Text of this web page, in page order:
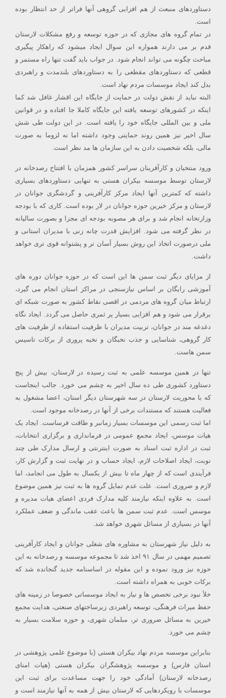
دستاوردهای منبعث از هم افزایی گروهی آنها فراتر از حد انتظار بوده
است.
در تمام گروه های مجازی که در حوزه توسعه و رفع مشکلات لارستان
قدم بر می دارند همواره این سوال ایجاد میشود که راهکار پیگیری
مباحث چگونه می تواند انجام شود. در جواب باید گفت تنها راه مستمر و
قطعی که دستاوردهای مقطعی را به دستاوردهای بلندمدت و راهبردی
بدل کند ایجاد موسسات مردم نهاد است.
البته نباید از نقش دولت در حمایت از جایگاه این اقشار غافل شد کما
اینکه در کشورهای توسعه یافته این جایگاه کاملا جا افتاده و در قوانین
ملی و بین المللی جایگاه خود را یافته است. در این دولت طی شش
سال اخیر نیز همین روند حمایتی وجود داشته اما نه لزوما به صورت
مالی، بلکه شخصیت دادن به این سازمان ها مد نظر است.
ورود منتخبان و کارآفرینان سراسر کشور همزمان با افتتاح رصدخانه در
لارستان توسط موسسه بیکران هستی به تنهایی دستاوردهای بسیاری
داشته که کمترین آنها ایجاد مرکز کارآفرینی و گردشگری جوانان در
لارستان و مرکز خیرین حوزه جوانان در لار بوده است. کاری که با بودجه
وزارتخانه انجام شد و برای هر مصوبه بودجه ای مجزا و بصورت سالیانه
در نظر گرفته می شود. افزایش قدرت چانه زنی با مدیران استانی و
ملی درصورت اتخاذ این روش بسیار آسان تر و پشتوانه قوی تری خواهد
داشت.
از مزایای دیگر ثبت سمن ها این است که در حوزه جوانان دوره های
آموزشی رایگان بر اساس نیازسنجی در مراکز استان انجام می گیرد،
ارتباط میان گروه های مردمی در اقصی نقاط کشور به صورت شبکه ای
برقرار می شود و هم افزایی بسیار پر ثمری حاصل می گردد. ایجاد نگاه
دغدغه مند در جوانان، تربیت مدیران با ظرفیت استفاده از ظرفیت های
کار گروهی، شناسایی و جذب نخبگان و نخبه پروری از برکات تاسیس
سمن هاست.
تنها در همین موسسه علمی به ثبت رسیده در لارستان، بیش از پنج
دستاورد کشوری طی ده سال اخیر به چشم می خورد. جالب اینجاست
که با محوریت لارستان در سه شهرستان دیگر استان، اعضا مشغول به
فعالیت هستند که مستندات برخی از آنها در رصدخانه موجود است.
اما ثبت رسمی این موسسات بسیار زمانبر و طاقت فرساست. ایجاد یک
هیات موسس، ایجاد مجمع عمومی در فرمانداری و برگزاری انتخابات،
ثبت در اداره ثبت اسناد به صورت اینترنتی و ارسال مدارک طی چند
نوبت، ایجاد اصلاحات لازم، ایجاد حساب و در نهایت ثبت و گزارش کار،
فرآیندی است که از چهار ماه تا بیش از یکسال به طول می انجامد، اما
لازم و ضروری است. علت عدم تمایل گروه ها به ثبت نیز همین موضوع
است. به علاوه اینکه نیازمند کلیه مدارک فردی اعضای هیات مدیره و
موسس است. عدم ثبت سمن ها باعث عقب ماندگی و ضعف عملکرد
آنها در بسیاری از مسائل شهری خواهد شد.
به دلیل نیاز شهرستان به مشاوره های شغلی جوانان و ایجاد کارآفرینی
تصمیم مهمی در سال ۹۱ اخذ شد تا مجموعه موسسه و رصدخانه به این
حوزه نیز ورود نموده و این مقوله در اساسنامه جدید گنجانده شد که
برکات خوبی به همراه داشته است.
خلأ نبود برخی تخصص ها و نیاز به ایجاد موسساتی خصوصا در زمینه های
حفظ میراث فرهنگی، توسعه راهبردی زیرساختهای صنعتی، هدایت مجمع
خیرین به مسائل ضروری تر، مبلمان شهری، و حوزه سلامت بسیار به
چشم می خورد.
بنابراین موسسه مردم نهاد بیکران هستی (با موضوع علمی پژوهشی در
استان فارس) و موسسه پژوهشگران بیکران هستی (هیات امنای
رصدخانه لارستان) آمادگی خود را جهت مساعدت برای ثبت این
موسسات با رویکردهایی که لارستان بیش از همه به آنها نیازمند است و